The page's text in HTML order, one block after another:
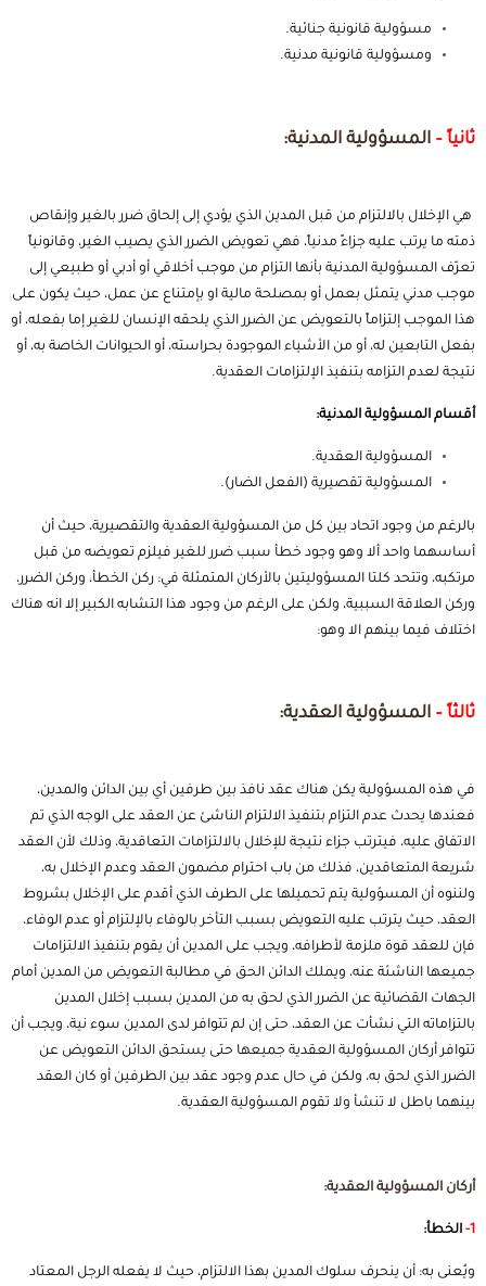
مسؤولية قانونية جنائية.
ومسؤولية قانونية مدنية.
ثانياً – المسؤولية المدنية:
هي الإخلال بالالتزام من قبل المدين الذي يؤدي إلى إلحاق ضرر بالغير وإنقاص
ذمته ما يرتب عليه جزاءً مدنياً، فهي تعويض الضرر الذي يصيب الغير، وقانونياً
تعرّف المسؤولية المدنية بأنها التزام من موجب أخلاقي أو أدبي أو طبيعي إلى
موجب مدني يتمثل بعمل أو بمصلحة مالية او بإمتناع عن عمل، حيث يكون على
هذا الموجب إلتزاماً بالتعويض عن الضرر الذي يلحقه الإنسان للغير إما بفعله، أو
بفعل التابعين له، أو من الأشياء الموجودة بحراسته، أو الحيوانات الخاصة به، أو
نتيجة لعدم التزامه بتنفيذ الإلتزامات العقدية.
أقسام المسؤولية المدنية:
المسؤولية العقدية.
المسؤولية تقصيرية (الفعل الضار).
بالرغم من وجود اتحاد بين كل من المسؤولية العقدية والتقصيرية، حيث أن
أساسهما واحد ألا وهو وجود خطأ سبب ضرر للغير فيلزم تعويضه من قبل
مرتكبه، وتتحد كلتا المسؤوليتين بالأركان المتمثلة في: ركن الخطأ، وركن الضرر،
وركن العلاقة السببية، ولكن على الرغم من وجود هذا التشابه الكبير إلا انه هناك
اختلاف فيما بينهم الا وهو:
ثالثاً – المسؤولية العقدية:
في هذه المسؤولية يكن هناك عقد نافذ بين طرفين أي بين الدائن والمدين،
فعندها يحدث عدم التزام بتنفيذ الالتزام الناشئ عن العقد على الوجه الذي تم
الاتفاق عليه، فيترتب جزاء نتيجة للإخلال بالالتزامات التعاقدية، وذلك لأن العقد
شريعة المتعاقدين، فذلك من باب احترام مضمون العقد وعدم الإخلال به،
ولننوه أن المسؤولية يتم تحميلها على الطرف الذي أقدم على الإخلال بشروط
العقد، حيث يترتب عليه التعويض بسبب التأخر بالوفاء بالإلتزام أو عدم الوفاء،
فإن للعقد قوة ملزمة لأطرافه، ويجب على المدين أن يقوم بتنفيذ الالتزامات
جميعها الناشئة عنه، ويملك الدائن الحق في مطالبة التعويض من المدين أمام
الجهات القضائية عن الضرر الذي لحق به من المدين بسبب إخلال المدين
بالتزاماته التي نشأت عن العقد، حتى إن لم تتوافر لدى المدين سوء نية، ويجب أن
تتوافر أركان المسؤولية العقدية جميعها حتى يستحق الدائن التعويض عن
الضرر الذي لحق به، ولكن في حال عدم وجود عقد بين الطرفين أو كان العقد
بينهما باطل لا تنشأ ولا تقوم المسؤولية العقدية.
أركان المسؤولية العقدية:
1- الخطأ:
ويُعنى به: أن ينحرف سلوك المدين بهذا الالتزام، حيث لا يفعله الرجل المعتاد